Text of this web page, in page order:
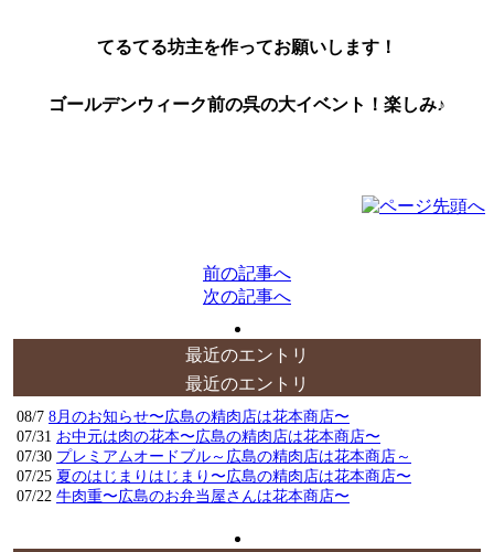
てるてる坊主を作ってお願いします！
ゴールデンウィーク前の呉の大イベント！楽しみ♪
前の記事へ
次の記事へ
最近のエントリ
最近のエントリ
08/7 8月のお知らせ〜広島の精肉店は花本商店〜
07/31 お中元は肉の花本〜広島の精肉店は花本商店〜
07/30 プレミアムオードブル～広島の精肉店は花本商店～
07/25 夏のはじまりはじまり〜広島の精肉店は花本商店〜
07/22 牛肉重〜広島のお弁当屋さんは花本商店〜